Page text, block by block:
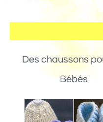
Des chaussons
Bébés